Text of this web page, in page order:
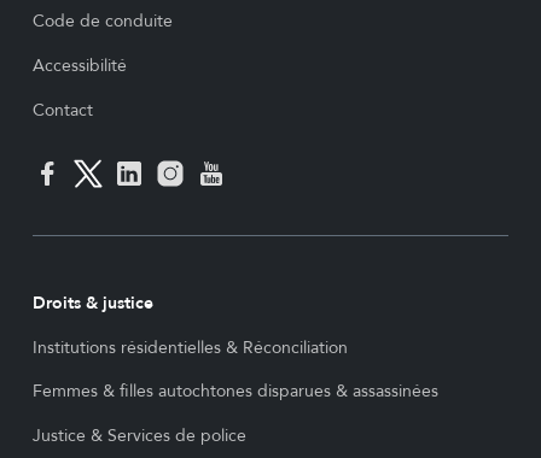
Code de conduite
Accessibilité
Contact
Droits & justice
Institutions résidentielles & Réconciliation
Femmes & filles autochtones disparues & assassinées
Justice & Services de police